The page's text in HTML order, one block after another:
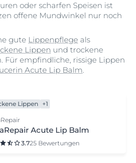
oder scharfen Speisen ist
offene Mundwinkel nur noch
gute Lippenpflege als
Lippen und trockene
Für empfindliche, rissige Lippen
Acute Lip Balm.
Lippen +1
Acute Lip Balm
3.725 Bewertungen